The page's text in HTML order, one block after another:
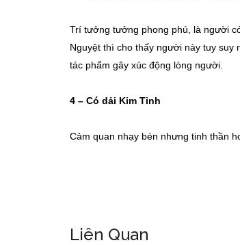
Trí tưởng tưởng phong phú, là người
Nguyệt thì cho thấy người này tuy suy
tác phẩm gây xúc động lòng người.
4 – Có dải Kim Tinh
Cảm quan nhạy bén nhưng tinh thần
Liên Quan